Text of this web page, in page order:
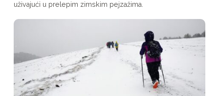
uživajući u prelepim zimskim pejzažima.